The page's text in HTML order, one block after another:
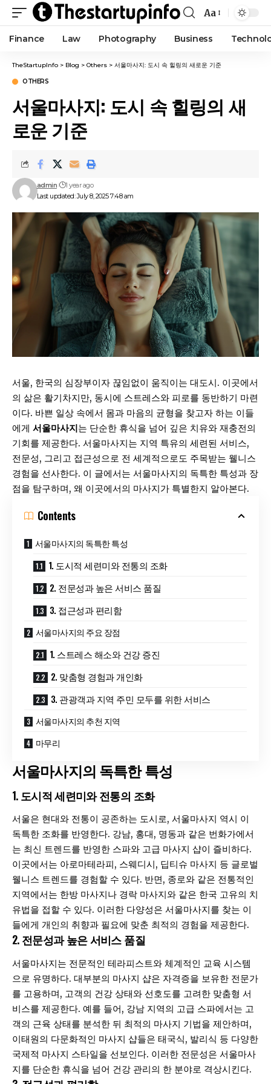
Aa
Finance Law Photography Business
TheStartupInfo > Blog > Others > 서울마사지: 도시 속 힐링의 새로운 기준
OTHERS
서울마사지: 도시 속 힐링의 새
로운 기준
Last updated: July 8, 2025 7:48 am
admin 1 year ago
서울, 한국의 심장부이자 끊임없이 움직이는 대도시. 이곳에서
의 삶은 활기차지만, 동시에 스트레스와 피로를 동반하기 마련
이다. 바쁜 일상 속에서 몸과 마음의 균형을 찾고자 하는 이들
에게 서울마사지는 단순한 휴식을 넘어 깊은 치유와 재충전의
기회를 제공한다. 서울마사지는 지역 특유의 세련된 서비스,
전문성, 그리고 접근성으로 전 세계적으로도 주목받는 웰니스
경험을 선사한다. 이 글에서는 서울마사지의 독특한 특성과 장
점을 탐구하며, 왜 이곳에서의 마사지가 특별한지 알아본다.
Contents
서울마사지의 독특한 특성
1. 도시적 세련미와 전통의 조화
2. 전문성과 높은 서비스 품질
3. 접근성과 편리함
서울마사지의 주요 장점
1. 스트레스 해소와 건강 증진
2. 맞춤형 경험과 개인화
3. 관광객과 지역 주민 모두를 위한 서비스
서울마사지의 추천 지역
마무리
서울마사지의 독특한 특성
1. 도시적 세련미와 전통의 조화
서울은 현대와 전통이 공존하는 도시로, 서울마사지 역시 이
독특한 조화를 반영한다. 강남, 홍대, 명동과 같은 번화가에서
는 최신 트렌드를 반영한 스파와 고급 마사지 샵이 즐비하다.
이곳에서는 아로마테라피, 스웨디시, 딥티슈 마사지 등 글로벌
웰니스 트렌드를 경험할 수 있다. 반면, 종로와 같은 전통적인
지역에서는 한방 마사지나 경락 마사지와 같은 한국 고유의 치
유법을 접할 수 있다. 이러한 다양성은 서울마사지를 찾는 이
들에게 개인의 취향과 필요에 맞춘 최적의 경험을 제공한다.
2. 전문성과 높은 서비스 품질
서울마사지는 전문적인 테라피스트와 체계적인 교육 시스템
으로 유명하다. 대부분의 마사지 샵은 자격증을 보유한 전문가
를 고용하며, 고객의 건강 상태와 선호도를 고려한 맞춤형 서
비스를 제공한다. 예를 들어, 강남 지역의 고급 스파에서는 고
객의 근육 상태를 분석한 뒤 최적의 마사지 기법을 제안하며,
이태원의 다문화적인 마사지 샵들은 태국식, 발리식 등 다양한
국제적 마사지 스타일을 선보인다. 이러한 전문성은 서울마사
지를 단순한 휴식을 넘어 건강 관리의 한 분야로 격상시킨다.